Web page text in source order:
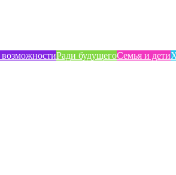
Ради будущегоСемья и дети